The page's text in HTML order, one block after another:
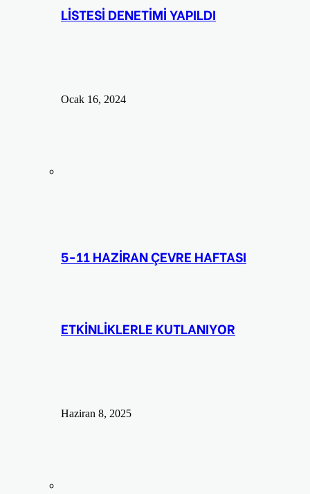
LİSTESİ DENETİMİ YAPILDI
Ocak 16, 2024
5-11 HAZİRAN ÇEVRE HAFTASI
ETKİNLİKLERLE KUTLANIYOR
Haziran 8, 2025